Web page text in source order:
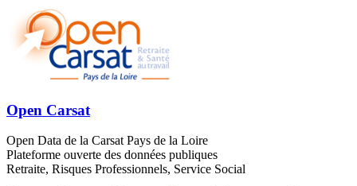
Open Carsat
Open Data de la Carsat Pays de la Loire
Plateforme ouverte des données publiques
Retraite, Risques Professionnels, Service Social